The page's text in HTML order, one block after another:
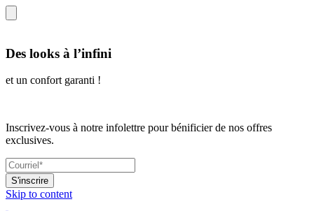
Des looks à l’infini
et un confort garanti !
Inscrivez-vous à notre infolettre pour bénificier de nos offres
exclusives.
S'inscrire
Skip to content